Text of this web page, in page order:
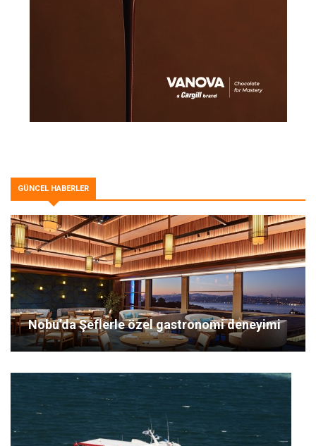
GÜNCEL HABERLER
Nobu’da Şeflerle özel gastronomi deneyimi